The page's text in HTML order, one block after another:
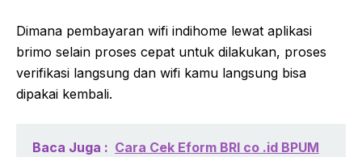
Dimana pembayaran wifi indihome lewat aplikasi
brimo selain proses cepat untuk dilakukan, proses
verifikasi langsung dan wifi kamu langsung bisa
dipakai kembali.
Baca Juga : Cara Cek Eform BRI co .id BPUM